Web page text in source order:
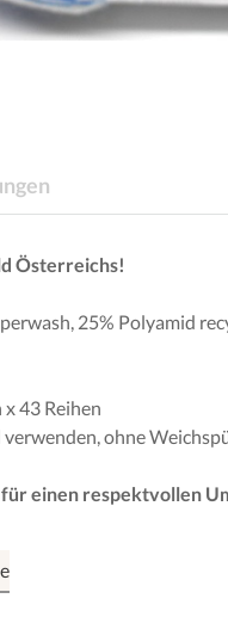
Österreichs!
25% Polyamid
43 Reihen
ohne
einen respektvollen